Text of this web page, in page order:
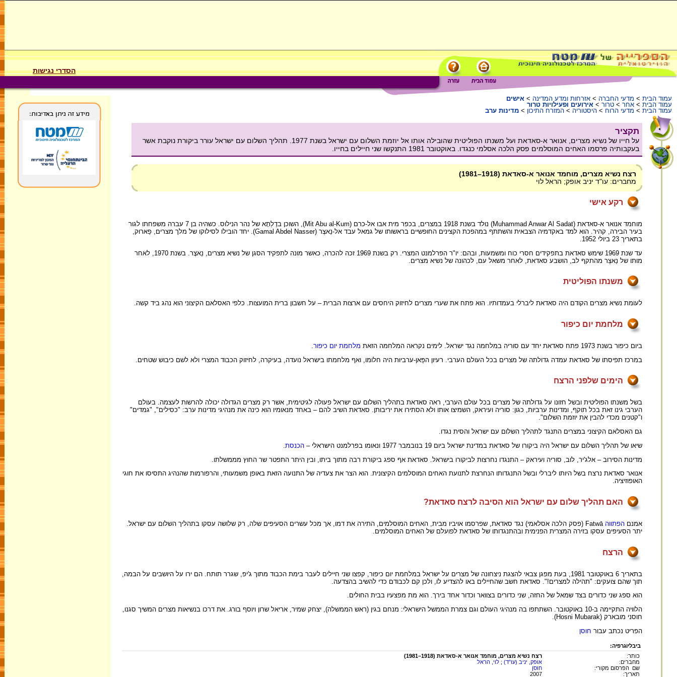
הסדרי נגישות
עמוד הבית > מדעי החברה > אזרחות ומדע המדינה > אישים
עמוד הבית > אחר > טרור > אירועים ופעילויות טרור
עמוד הבית > מדעי הרוח > היסטוריה > המזרח התיכון > מדינות ערב
תקציר
על חייו של נשיא מצרים, אנואר א-סאדאת ועל משנתו הפוליטית שהובילה אותו אל יוזמת השלום עם ישראל בשנת 1977. תהליך השלום עם ישראל עורר ביקורת נוקבת אשר
בעקבותיה פרסמו האחים המוסלמים פסק הלכה אסלמי כנגדו. באוקטובר 1981 התנקשו שני חיילים בחייו.
רצח נשיא מצרים, מוחמד אנואר א-סאדאת (1918–1981)
מחברים: עו"ד יניב אופק; הראל לוי
רקע אישי
מוחמד אנואר א-סאדאת (Muhammad Anwar Al Sadat) נולד בשנת 1918 במצרים, בכפר מית אבו אל-כרם (Mit Abu al-Kum), השוכן בדֶלְתָא של נהר הנילוס. כשהיה בן 7 עברה משפחתו לגור
בעיר הבירה, קהיר. הוא למד באקדמיה הצבאית והשתתף במהפכת הקצינים החופשיים בראשותו של גמאל עבד אל-נַאצֶר (Gamal Abdel Nasser). יחד הובילו לסילוקו של מלך מצרים, פַארוּק,
בתאריך 23 ביולי 1952.
עד שנת 1969 שימש סאדאת בתפקידים חסרי כוח ומשמעות, ובהם: יו"ר הפרלמנט המצרי. רק בשנת 1969 זכה להכרה, כאשר מונה לתפקיד הסגן של נשיא מצרים, נַאצֶר. בשנת 1970, לאחר
מותו של נַאצֶר מהתקף לב, הושבע סאדאת, לאחר משאל עם, לכהונה של נשיא מצרים.
משנתו הפוליטית
לעומת נשיא מצרים הקודם היה סאדאת ליברלי בעמדותיו. הוא פתח את שערי מצרים לחיזוק היחסים עם ארצות הברית – על חשבון ברית המועצות. כלפי האסלאם הקיצוני הוא נהג ביד קשה.
מלחמת יום כיפור
ביום כיפור בשנת 1973 פתח סאדאת יחד עם סוריה במלחמה נגד ישראל. לימים נקראה המלחמה הזאת מלחמת יום כיפור
במרכז תפיסתו של סאדאת עמדה גדולתה של מצרים בכל העולם הערבי. רעיון הפַּאן-ערביוּת היה חלומו, ואף מלחמתו בישראל נועדה, בעיקרה, לחיזוק הכבוד המצרי ולא לשם כיבוש שטחים.
הימים שלפני הרצח
בשל משנתו הפוליטית ובשל חזונו על גדולתה של מצרים בכל עולם הערבי, ראה סאדאת בתהליך השלום עם ישראל פעולה לגיטימית, אשר רק מצרים הגדולה יכולה להרשות לעצמה. בעולם
הערבי גינו זאת בכל תוקף, ומדינות ערביות, כגון: סוריה ועיראק, השמיצו אותו ולא הסתירו את יריבותן. סאדאת השיב להם – באחד מנאומיו הוא כינה את מנהיגי מדינות ערב: "כסילים", "גמדים"
ו"קטנים מכדי להבין את יוזמת השלום".
גם האסלאם הקיצוני במצרים התנגד לתהליך השלום עם ישראל והסית נגדו.
שיאו של תהליך השלום עם ישראל היה ביקורו של סאדאת במדינת ישראל ביום 19 בנובמבר 1977 ונאומו בפרלמנט הישראלי –
הכנסת
מדינות הסירוב – אלג'יר, לוב, סוריה ועיראק – התנגדו נחרצות לביקורו בישראל. סאדאת אף ספג ביקורת רבה מתוך ביתו, ובין היתר התפטר שר החוץ מממשלתו.
אנואר סאדאת נרצח בשל היותו ליברלי ובשל התנגדותו הנחרצת לתנועת האחים המוסלמים הקיצונית. הוא הצר את צעדיה של התנועה הזאת באופן משמעותי, והרפורמות שהנהיג התסיסו את חוגי
האופוזיציה.
האם תהליך שלום עם ישראל הוא הסיבה לרצח סאדאת?
אמנם הפתווה
Fatwā (פסק הלכה אסלאמי) נגד סאדאת, שפרסמו אויביו מבית, האחים המוסלמים, התירה את דמו, אך מכל עשרים הסעיפים שלה, רק שלושה עסקו בתהליך השלום עם ישראל.
יתר הסעיפים עסקו בזירה המצרית הפנימית ובהתנגדותו של סאדאת לפועלם של האחים המוסלמים.
הרצח
בתאריך 6 באוקטובר 1981, בעת מפגן צבאי להצגת ניצחונה של מצרים על ישראל במלחמת יום כיפור, קפצו שני חיילים לעבר בימת הכבוד מתוך ג'יפ, שגרר תותח. הם ירו על היושבים על הבמה,
תוך שהם צועקים: "תהילה למצרים!". סאדאת חשב שהחיילים באו להצדיע לו, ולכן קם לכבודם כדי להשיב בהצדעה.
הוא ספג שני כדורים בצד שמאל של החזה, שני כדורים בצוואר וכדור אחד בירך. הוא מת מפצעיו בבית החולים.
הלוויה התקיימה ב-10 באוקטובר. השתתפו בה מנהיגי העולם וגם צמרת הממשל הישראלי: מנחם בגין (ראש הממשלה), יצחק שמיר, אריאל שרון ויוסף בורג. את דרכו בנשיאות מצרים המשיך סגנו,
חוסני מובארק (Hosni Mubarak).
הפריט נכתב עבור חוסן
ביבליוגרפיה:
כותר:
רצח נשיא מצרים, מוחמד אנואר א-סאדאת (1918–1981)
מחברים:
אופק, יניב (עו"ד) ; לוי, הראל
שם הפרסום מקורי:
חוסן
תאריך:
2007